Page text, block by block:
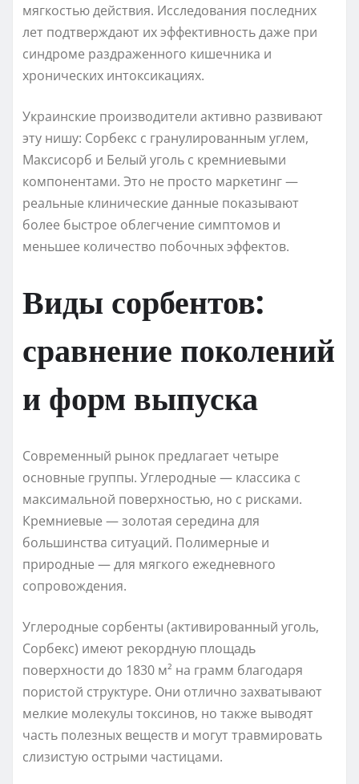
мягкостью действия. Исследования последних
лет подтверждают их эффективность даже при
синдроме раздраженного кишечника и
хронических интоксикациях.
Украинские производители активно развивают
эту нишу: Сорбекс с гранулированным углем,
Максисорб и Белый уголь с кремниевыми
компонентами. Это не просто маркетинг —
реальные клинические данные показывают
более быстрое облегчение симптомов и
меньшее количество побочных эффектов.
Виды сорбентов:
сравнение поколений
и форм выпуска
Современный рынок предлагает четыре
основные группы. Углеродные — классика с
максимальной поверхностью, но с рисками.
Кремниевые — золотая середина для
большинства ситуаций. Полимерные и
природные — для мягкого ежедневного
сопровождения.
Углеродные сорбенты (активированный уголь,
Сорбекс) имеют рекордную площадь
поверхности до 1830 м² на грамм благодаря
пористой структуре. Они отлично захватывают
мелкие молекулы токсинов, но также выводят
часть полезных веществ и могут травмировать
слизистую острыми частицами.